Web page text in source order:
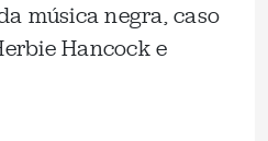
música negra, caso
Hancock e